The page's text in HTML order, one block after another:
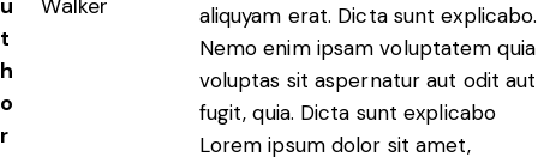
u
t
h
o
r
Walker
aliquyam erat. Dicta sunt explicabo.
Nemo enim ipsam voluptatem quia
voluptas sit aspernatur aut odit aut
fugit, quia. Dicta sunt explicabo
Lorem ipsum dolor sit amet,